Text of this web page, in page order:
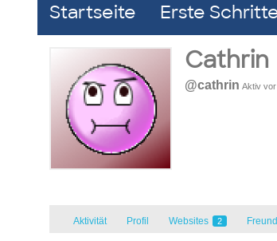
Startseite Erste
Cathrin
@cathrin Aktiv
Aktivität Profil Websites 2